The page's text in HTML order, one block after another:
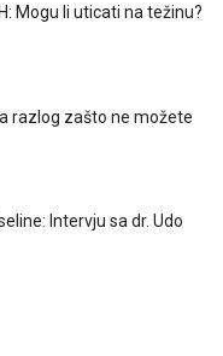
Mogu li uticati na težinu?
razlog zašto ne možete
Intervju sa dr. Udo